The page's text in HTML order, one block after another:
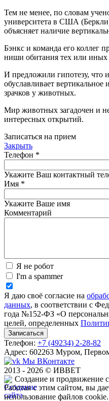
Тем не менее, по словам
университета в США
объясняет наличие
Бэнкс и команда его коллег
ниши обитания тех или
И предложили гипотезу, что
обуславливает
зрачков у животных.
Мир животных загадочен и
интересных открытий.
Записаться на прием
Закрыть
Телефон *
Укажите Ваш контактный
Имя *
Укажите Ваше имя
Комментарий
Я не робот
I'm a spammer
Я даю своё согласие на
данных, в соответствии с
года №152-ФЗ «О
целей, определенных
Телефон: +7 (49234) 2-28-82
Адрес: 602263 Муром,
Мы ВКонтакте
2013 - 2026 © ИВВЕТ
Создание и продвижение
Работая с этим сайтом, вы
использование файлов cookie.